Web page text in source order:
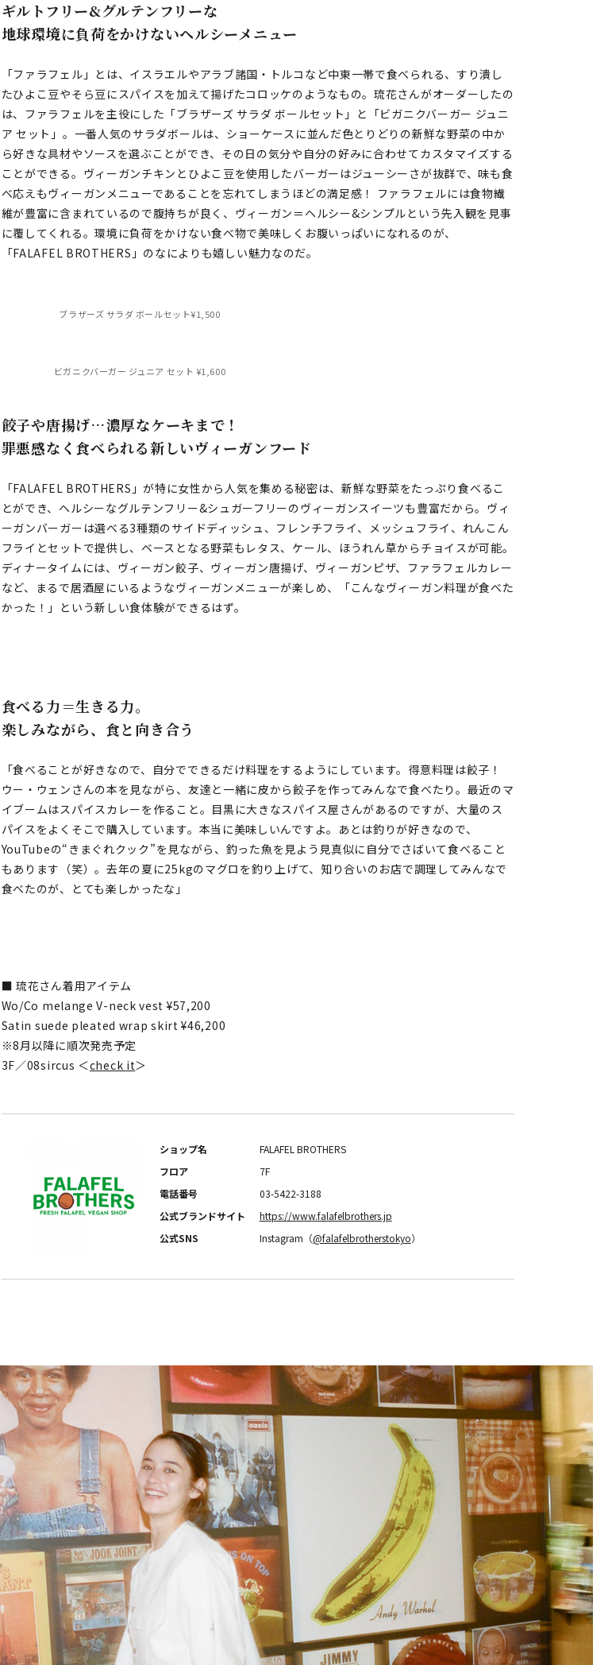
ギルトフリー&グルテンフリーな
地球環境に負荷をかけないヘルシーメニュー
「ファラフェル」とは、イスラエルやアラブ諸国・トルコなど中東一帯で食べられる、すり潰し
たひよこ豆やそら豆にスパイスを加えて揚げたコロッケのようなもの。琉花さんがオーダーしたの
は、ファラフェルを主役にした「ブラザーズ サラダ ボールセット」と「ビガニクバーガー ジュニ
ア セット」。一番人気のサラダボールは、ショーケースに並んだ色とりどりの新鮮な野菜の中か
ら好きな具材やソースを選ぶことができ、その日の気分や自分の好みに合わせてカスタマイズする
ことができる。ヴィーガンチキンとひよこ豆を使用したバーガーはジューシーさが抜群で、味も食
べ応えもヴィーガンメニューであることを忘れてしまうほどの満足感！ ファラフェルには食物繊
維が豊富に含まれているので腹持ちが良く、ヴィーガン＝ヘルシー&シンプルという先入観を見事
に覆してくれる。環境に負荷をかけない食べ物で美味しくお腹いっぱいになれるのが、
「FALAFEL BROTHERS」のなによりも嬉しい魅力なのだ。
ブラザーズ サラダ ボールセット¥1,500
ビガニクバーガー ジュニア セット ¥1,600
餃子や唐揚げ…濃厚なケーキまで！
罪悪感なく食べられる新しいヴィーガンフード
「FALAFEL BROTHERS」が特に女性から人気を集める秘密は、新鮮な野菜をたっぷり食べるこ
とができ、ヘルシーなグルテンフリー&シュガーフリーのヴィーガンスイーツも豊富だから。ヴィ
ーガンバーガーは選べる3種類のサイドディッシュ、フレンチフライ、メッシュフライ、れんこん
フライとセットで提供し、ベースとなる野菜もレタス、ケール、ほうれん草からチョイスが可能。
ディナータイムには、ヴィーガン餃子、ヴィーガン唐揚げ、ヴィーガンピザ、ファラフェルカレー
など、まるで居酒屋にいるようなヴィーガンメニューが楽しめ、「こんなヴィーガン料理が食べた
かった！」という新しい食体験ができるはず。
食べる力＝生きる力。
楽しみながら、食と向き合う
「食べることが好きなので、自分でできるだけ料理をするようにしています。得意料理は餃子！
ウー・ウェンさんの本を見ながら、友達と一緒に皮から餃子を作ってみんなで食べたり。最近のマ
イブームはスパイスカレーを作ること。目黒に大きなスパイス屋さんがあるのですが、大量のス
パイスをよくそこで購入しています。本当に美味しいんですよ。あとは釣りが好きなので、
YouTubeの“きまぐれクック”を見ながら、釣った魚を見よう見真似に自分でさばいて食べること
もあります（笑）。去年の夏に25kgのマグロを釣り上げて、知り合いのお店で調理してみんなで
食べたのが、とても楽しかったな」
■ 琉花さん着用アイテム
Wo/Co melange V-neck vest ¥57,200
Satin suede pleated wrap skirt ¥46,200
※8月以降に順次発売予定
3F／08sircus ＜check it＞
ショップ名
FALAFEL BROTHERS
フロア
7F
電話番号
03-5422-3188
公式ブランドサイト
https://www.falafelbrothers.jp
公式SNS
Instagram（@falafelbrotherstokyo）